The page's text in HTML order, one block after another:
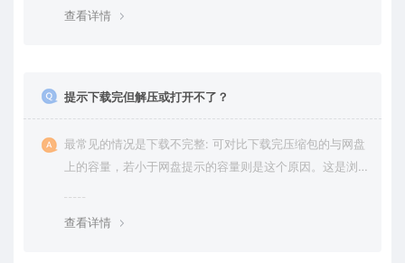
查看详情
提示下载完但解压或打开不了？
最常见的情况是下载不完整: 可对比下载完压缩包的与网盘
上的容量，若小于网盘提示的容量则是这个原因。这是浏
查看详情